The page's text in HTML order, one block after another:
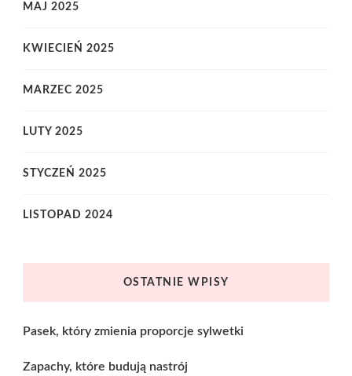
MAJ 2025
KWIECIEŃ 2025
MARZEC 2025
LUTY 2025
STYCZEŃ 2025
LISTOPAD 2024
OSTATNIE WPISY
Pasek, który zmienia proporcje sylwetki
Zapachy, które budują nastrój